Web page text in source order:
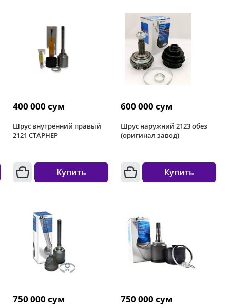
400 000 сум
Шрус внутренний правый
2121 СТАРНЕР
Купить
600 000 сум
Шрус наружний 2123 обез
(оригинал завод)
Купить
750 000 сум 750 000 сум